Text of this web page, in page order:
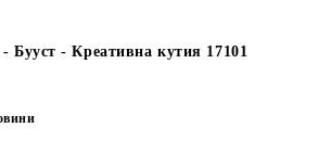
- Креативна кутия 17101